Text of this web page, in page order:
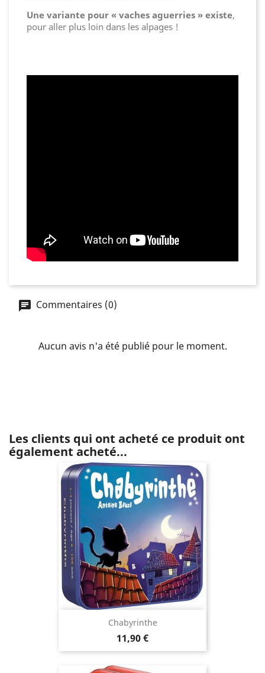
Une variante pour « vaches aguerries » existe,
pour aller plus loin dans les alpages !
Commentaires (0)
Aucun avis n'a été publié pour le moment.
Les clients qui ont acheté ce produit ont
également acheté...
Chabyrinthe
Prix
11,90 €